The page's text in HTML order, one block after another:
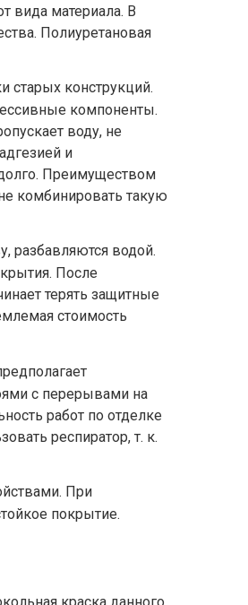
вида материала. В
Полиуретановая
старых конструкций.
компоненты.
воду, не
и
Преимуществом
комбинировать такую
разбавляются водой.
После
терять защитные
стоимость
с перерывами на
работ по отделке
респиратор, т. к.
При
покрытие.